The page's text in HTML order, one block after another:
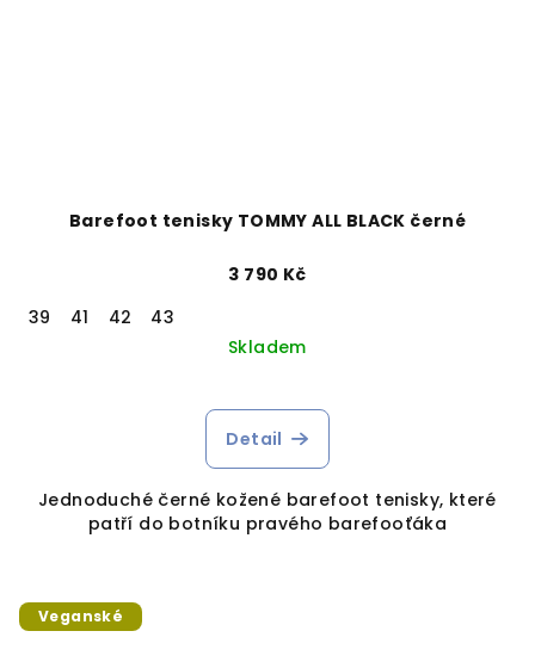
Barefoot tenisky TOMMY ALL BLACK černé
3 790 Kč
39
41 42
43
Skladem
Detail
Jednoduché černé kožené barefoot tenisky, které
patří do botníku pravého barefooťáka
Veganské